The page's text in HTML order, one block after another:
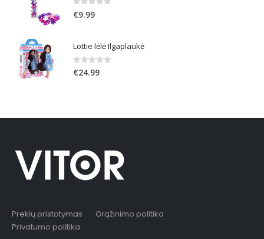
0 out of 5
€9.99
Lottie lėlė Ilgaplaukė
0out of 5
€24.99
Prekių pristatymas
Grąžinimo politika
Privatumo politika